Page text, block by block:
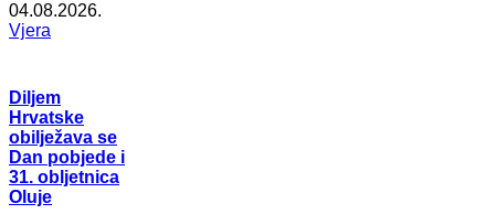
04.08.2026.
Vjera
Diljem
Hrvatske
obilježava se
Dan pobjede i
31. obljetnica
Oluje